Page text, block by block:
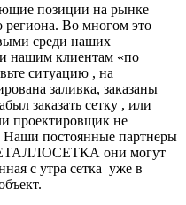
позиции на рынке
региона. Во многом это
среди наших
нашим клиентам «по
ситуацию , на
заливка, заказаны
заказать сетку , или
проектировщик не
Наши постоянные партнеры
они могут
с утра сетка уже в